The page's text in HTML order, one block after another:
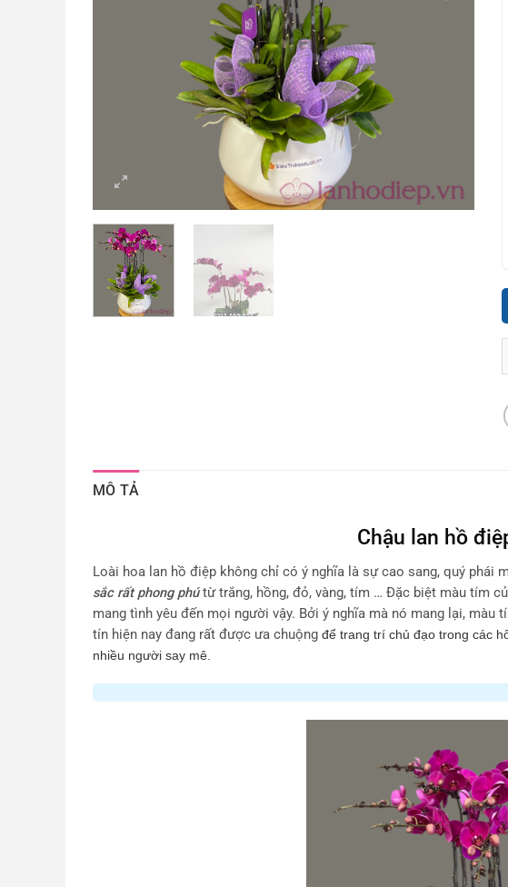
MÔ TẢ
Chậu lan hồ
Loài hoa lan hồ điệp không chỉ có ý nghĩa là sự cao sang, quý phái
sắc rất phong phútừ trắng, hồng, đỏ, vàng, tím … Đặc biệt màu tím
mang tình yêu đến mọi người vậy. Bởi ý nghĩa mà nó mang lại, màu
tín hiện nay đang rất được ưa chuộng để trang trí chủ đạo trong các
nhiều người say mê.